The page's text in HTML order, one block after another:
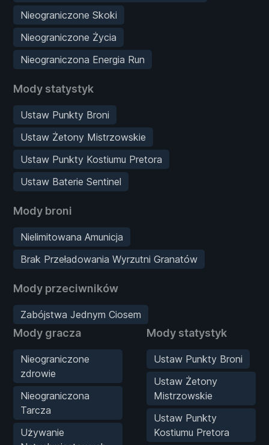
Nieograniczone Skoki
Nieograniczone Życia
Nieograniczona Energia Run
Mody statystyk
Ustaw Punkty Broni
Ustaw Żetony Mistrzowskie
Ustaw Punkty Kostiumu Pretora
Ustaw Baterie Sentinel
Mody broni
Nielimitowana Amunicja
Brak Przeładowania Wyrzutni Granatów
Mody przeciwników
Zabójstwa Jednym Ciosem
Mody gracza
Nieograniczone
zdrowie
Nieograniczona
Tarcza
Używanie
Mody statystyk
Ustaw Punkty Broni
Ustaw Żetony
Mistrzowskie
Ustaw Punkty
Kostiumu Pretora